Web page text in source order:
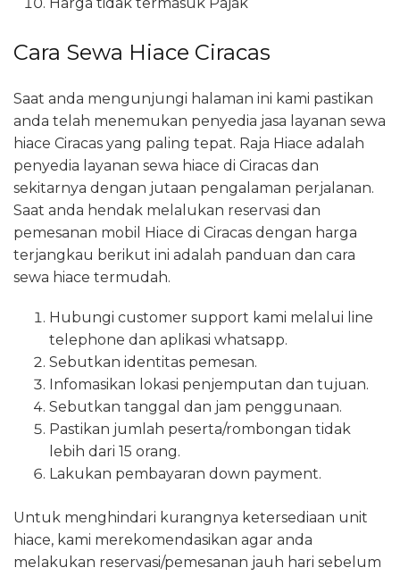
Cara Sewa Hiace Ciracas
Saat anda mengunjungi halaman ini kami pastikan
anda telah menemukan penyedia jasa layanan sewa
hiace Ciracas yang paling tepat. Raja Hiace adalah
penyedia layanan sewa hiace di Ciracas dan
sekitarnya dengan jutaan pengalaman perjalanan.
Saat anda hendak melalukan reservasi dan
pemesanan mobil Hiace di Ciracas dengan harga
terjangkau berikut ini adalah panduan dan cara
sewa hiace termudah.
Hubungi customer support kami melalui line
telephone dan aplikasi whatsapp.
Sebutkan identitas pemesan.
Infomasikan lokasi penjemputan dan tujuan.
Sebutkan tanggal dan jam penggunaan.
Pastikan jumlah peserta/rombongan tidak
lebih dari 15 orang.
Lakukan pembayaran down payment.
Untuk menghindari kurangnya ketersediaan unit
hiace, kami merekomendasikan agar anda
melakukan reservasi/pemesanan jauh hari sebelum